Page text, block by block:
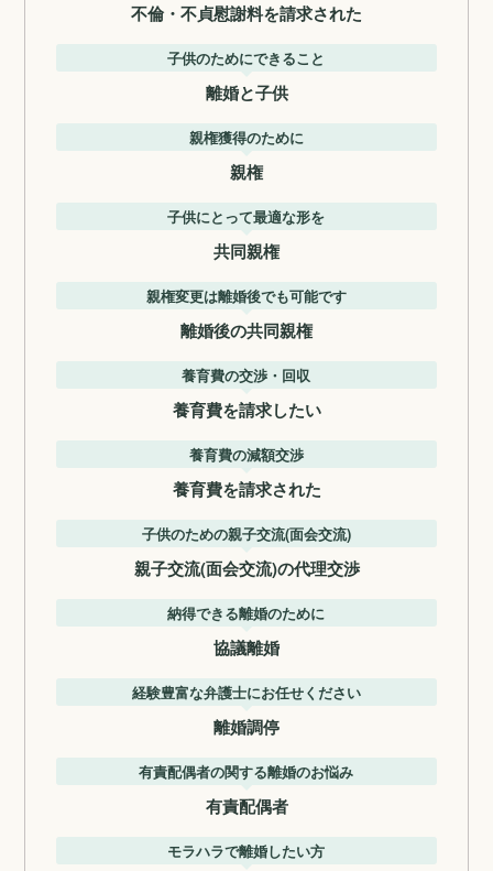
不倫・不貞慰謝料を請求された
子供のためにできること
離婚と子供
親権獲得のために
親権
子供にとって最適な形を
共同親権
親権変更は離婚後でも可能です
離婚後の共同親権
養育費の交渉・回収
養育費を請求したい
養育費の減額交渉
養育費を請求された
子供のための親子交流(面会交流)
親子交流(面会交流)の代理交渉
納得できる離婚のために
協議離婚
経験豊富な弁護士にお任せください
離婚調停
有責配偶者の関する離婚のお悩み
有責配偶者
モラハラで離婚したい方